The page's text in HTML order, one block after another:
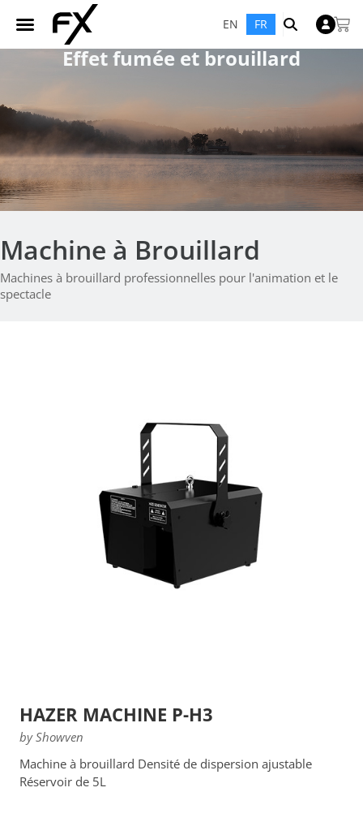
EN FR
Effet fumée et brouillard
Machine à Brouillard
Machines à brouillard professionnelles pour l'animation et le
spectacle
HAZER MACHINE P-H3
by Showven
Machine à brouillard Densité de dispersion ajustable
Réservoir de 5L